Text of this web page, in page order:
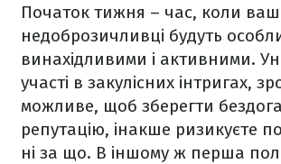
Початок тижня – час, коли
недоброзичливці будуть
винахідливими і активними.
участі в закулісних інтригах,
можливе, щоб зберегти
репутацію, інакше ризикуєте
ні за що. В іншому ж перша